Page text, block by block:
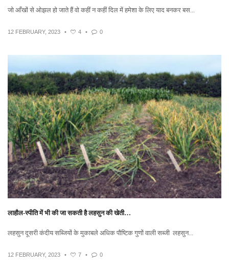
जो आँखों से ओझल हो जाते हैं वो कहीं न कहीं दिल में हमेशा के लिए याद बनकर बस...
12 FEBRUARY, 2023 • 4 • 0
लाहौल-स्पीति में भी की जा सकती है लहसुन की खेती…
लहसुन दूसरी कंदीय सब्जियों के मुकाबले अधिक पौष्टिक गुणों वाली सब्जी लहसुन...
12 FEBRUARY, 2023 • 7 • 0